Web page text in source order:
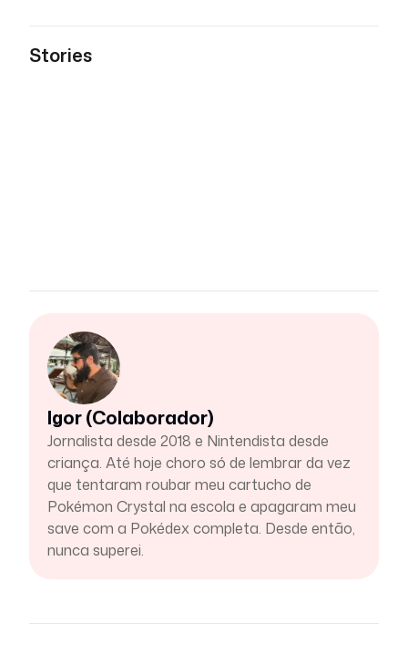
Stories
Igor (Colaborador)
Jornalista desde 2018 e Nintendista desde
criança. Até hoje choro só de lembrar da vez
que tentaram roubar meu cartucho de
Pokémon Crystal na escola e apagaram meu
save com a Pokédex completa. Desde então,
nunca superei.